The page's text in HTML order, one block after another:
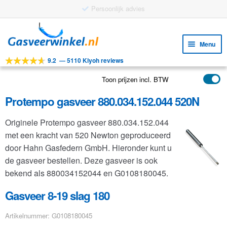
Gratis verzending vanaf €25
door
navigatie
naar
inhoud
Menu
Tools
Toepassingen
Klantenservice
FAQ
9.2 —5110 Kiyoh reviews
Toon prijzen incl. BTW
Protempo gasveer 880.034.152.044 520N
Originele Protempo gasveer 880.034.152.044
met een kracht van 520 Newton geproduceerd
door Hahn Gasfedern GmbH. Hieronder kunt u
de gasveer bestellen. Deze gasveer is ook
bekend als 880034152044 en G0108180045.
Gasveer 8-19 slag 180
Artikelnummer: G0108180045